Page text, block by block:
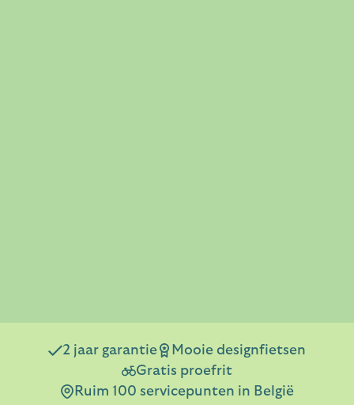
2 jaar garantie
Mooie designfietsen
Gratis proefrit
Ruim 100 servicepunten in België